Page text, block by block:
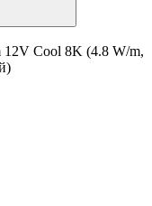
12V Cool 8K (4.8 W/m,